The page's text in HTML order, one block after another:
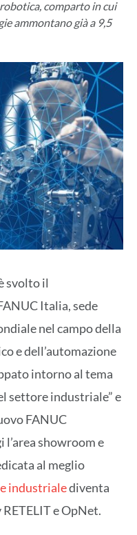
comparto in cui
ammontano già a 9,5
svolto il
Italia, sede
nel campo della
e dell’automazione
intorno al tema
settore industriale” e
FANUC
l’area showroom e
al meglio
industrialediventa
e OpNet.